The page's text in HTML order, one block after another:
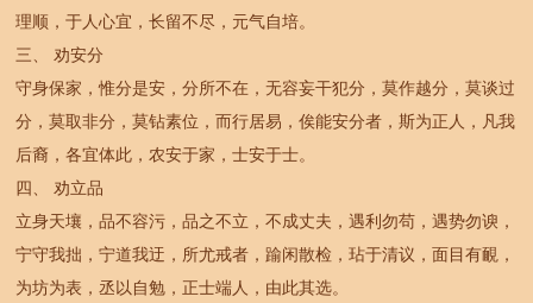
理顺，于人心宜，长留不尽，元气自培。
三、 劝安分
守身保家，惟分是安，分所不在，无容妄干犯分，莫作越分，莫谈过
分，莫取非分，莫钻素位，而行居易，俟能安分者，斯为正人，凡我
后裔，各宜体此，农安于家，士安于士。
四、 劝立品
立身天壤，品不容污，品之不立，不成丈夫，遇利勿苟，遇势勿谀，
宁守我拙，宁道我迂，所尤戒者，踰闲散检，玷于清议，面目有靦，
为坊为表，丞以自勉，正士端人，由此其选。